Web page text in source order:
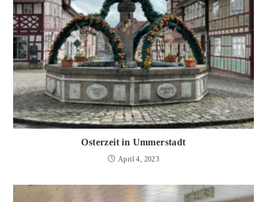
Osterzeit in Ummerstadt
April 4, 2023